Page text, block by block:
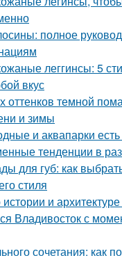
полное
леггинсы: 5
вкус
оттенков темной
и зимы
и аквапарки
тенденции в
для губ: как
стиля
и
Владивосток с
сочетания: как